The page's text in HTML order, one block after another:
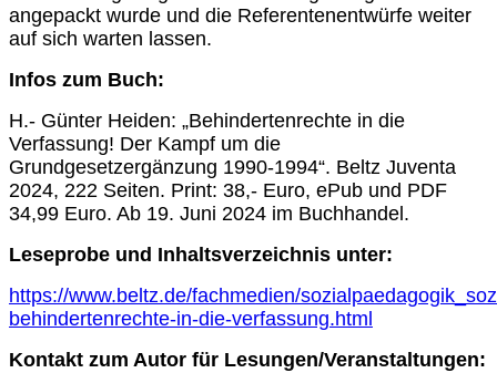
angepackt wurde und die Referentenentwürfe weiter
auf sich warten lassen.
Infos zum Buch:
H.- Günter Heiden: „Behindertenrechte in die
Verfassung! Der Kampf um die
Grundgesetzergänzung 1990-1994“. Beltz Juventa
2024, 222 Seiten. Print: 38,- Euro, ePub und PDF
34,99 Euro. Ab 19. Juni 2024 im Buchhandel.
Leseprobe und Inhaltsverzeichnis unter:
https://www.beltz.de/fachmedien/
behindertenrechte-in-die-verfassung.html
Kontakt zum Autor für Lesungen/Veranstaltungen: